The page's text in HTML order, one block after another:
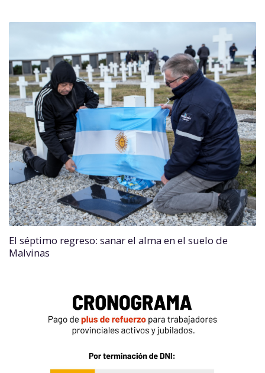
El séptimo regreso: sanar el alma en el suelo de
Malvinas